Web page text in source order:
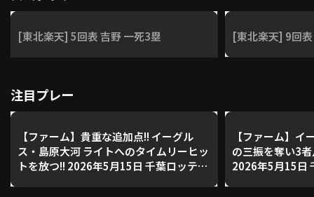
利用規約 プライバシーポリシー
よくある質問
[東北楽天] 5回表 吉野 一死3塁 [東北楽天] 9回
注目プレー
【ファーム】貴重な追加点!! イーグル
ス・島原大河 ライトへのタイムリーヒッ
トを放つ!! 2026年5月15日 千葉ロッテマ
【ファーム】イ
の三振を奪い3
2026年5月15日